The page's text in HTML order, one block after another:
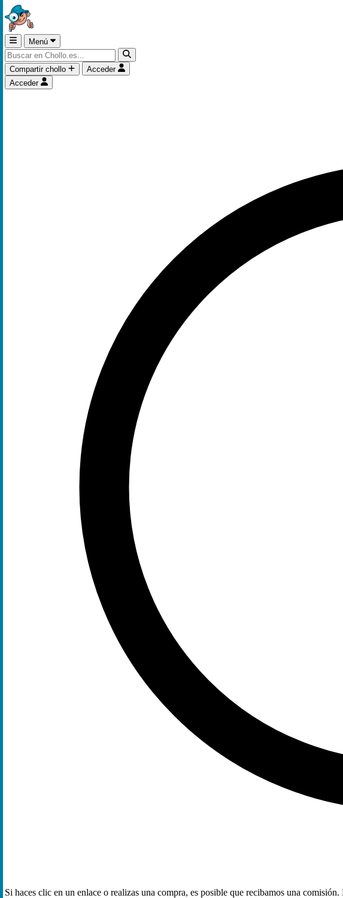
Menú
Compartir chollo
Acceder
Acceder
Si haces clic en un enlace o realizas una compra, es posible que recibamos una